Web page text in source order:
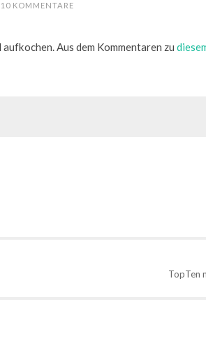
10 KOMMENTARE
Aus dem Kommentaren zu
TopTen